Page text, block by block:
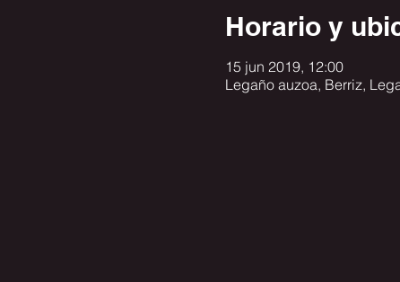
Horario y
15 jun 2019, 12:00
Legaño auzoa, Berriz,